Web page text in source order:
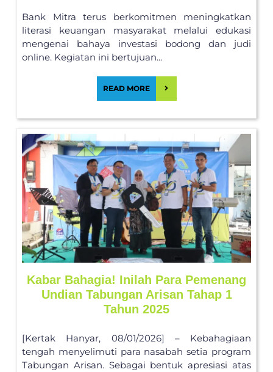
Bank Mitra terus berkomitmen meningkatkan
literasi keuangan masyarakat melalui edukasi
mengenai bahaya investasi bodong dan judi
online. Kegiatan ini bertujuan...
READ MORE
Kabar Bahagia! Inilah Para Pemenang
Undian Tabungan Arisan Tahap 1
Tahun 2025
[Kertak Hanyar, 08/01/2026] – Kebahagiaan
tengah menyelimuti para nasabah setia program
Tabungan Arisan. Sebagai bentuk apresiasi atas